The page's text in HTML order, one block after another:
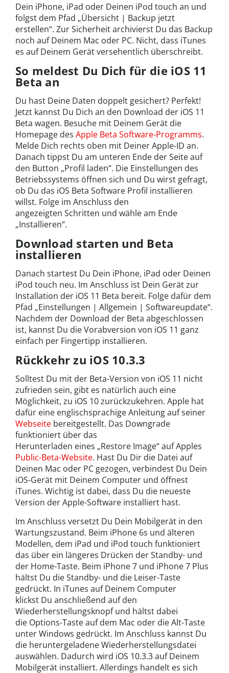
Dein iPhone, iPad oder Deinen iPod touch an und
folgst dem Pfad „Übersicht | Backup jetzt
erstellen“. Zur Sicherheit archivierst Du das Backup
noch auf Deinem Mac oder PC. Nicht, dass iTunes
es auf Deinem Gerät versehentlich überschreibt.
So meldest Du Dich für die iOS 11
Beta an
Du hast Deine Daten doppelt gesichert? Perfekt!
Jetzt kannst Du Dich an den Download der iOS 11
Beta wagen. Besuche mit Deinem Gerät die
Homepage des Apple Beta Software-Programms.
Melde Dich rechts oben mit Deiner Apple-ID an.
Danach tippst Du am unteren Ende der Seite auf
den Button „Profil laden“. Die Einstellungen des
Betriebssystems öffnen sich und Du wirst gefragt,
ob Du das iOS Beta Software Profil installieren
willst. Folge im Anschluss den
angezeigten Schritten und wähle am Ende
„Installieren“.
Download starten und Beta
installieren
Danach startest Du Dein iPhone, iPad oder Deinen
iPod touch neu. Im Anschluss ist Dein Gerät zur
Installation der iOS 11 Beta bereit. Folge dafür dem
Pfad „Einstellungen | Allgemein | Softwareupdate“.
Nachdem der Download der Beta abgeschlossen
ist, kannst Du die Vorabversion von iOS 11 ganz
einfach per Fingertipp installieren.
Rückkehr zu iOS 10.3.3
Solltest Du mit der Beta-Version von iOS 11 nicht
zufrieden sein, gibt es natürlich auch eine
Möglichkeit, zu iOS 10 zurückzukehren. Apple hat
dafür eine englischsprachige Anleitung auf seiner
Webseite bereitgestellt. Das Downgrade
funktioniert über das
Herunterladen eines „Restore Image“ auf Apples
Public-Beta-Website. Hast Du Dir die Datei auf
Deinen Mac oder PC gezogen, verbindest Du Dein
iOS-Gerät mit Deinem Computer und öffnest
iTunes. Wichtig ist dabei, dass Du die neueste
Version der Apple-Software installiert hast.
Im Anschluss versetzt Du Dein Mobilgerät in den
Wartungszustand. Beim iPhone 6s und älteren
Modellen, dem iPad und iPod touch funktioniert
das über ein längeres Drücken der Standby- und
der Home-Taste. Beim iPhone 7 und iPhone 7 Plus
hältst Du die Standby- und die Leiser-Taste
gedrückt. In iTunes auf Deinem Computer
klickst Du anschließend auf den
Wiederherstellungsknopf und hältst dabei
die Options-Taste auf dem Mac oder die Alt-Taste
unter Windows gedrückt. Im Anschluss kannst Du
die heruntergeladene Wiederherstellungsdatei
auswählen. Dadurch wird iOS 10.3.3 auf Deinem
Mobilgerät installiert. Allerdings handelt es sich